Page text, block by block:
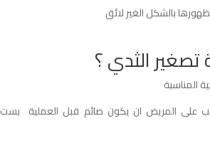
بالشكل الغير لائق
الثدي ؟
المناسبة
على المريض ان يكون صائم قبل العملية بست